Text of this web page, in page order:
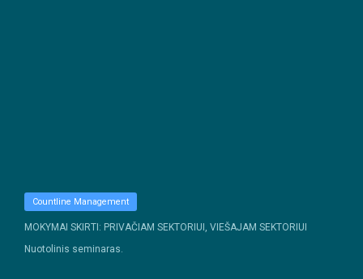
Countline Management
MOKYMAI SKIRTI: PRIVAČIAM SEKTORIUI, VIEŠAJAM SEKTORIUI
Nuotolinis seminaras.